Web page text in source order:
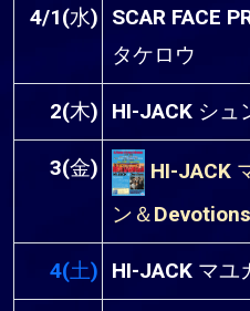
4/1(水) SCAR FACE
タケロウ
2(木) HI-JACK シュ
3(金)
HI-JACK
ン＆Devotions
4(土) HI-JACK マユ